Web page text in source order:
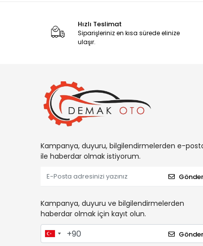
Hızlı Teslimat
Siparişleriniz en kısa sürede elinize
ulaşır.
Kampanya, duyuru, bilgilendirmelerden e-
ile haberdar olmak istiyorum.
Gönder
Kampanya, duyuru ve bilgilendirmelerden
haberdar olmak için kayıt olun.
Gönder